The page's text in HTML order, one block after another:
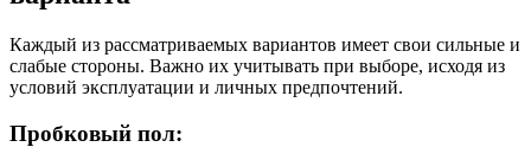
Каждый из рассматриваемых вариантов имеет свои сильные и
слабые стороны. Важно их учитывать при выборе, исходя из
условий эксплуатации и личных предпочтений.
Пробковый пол: